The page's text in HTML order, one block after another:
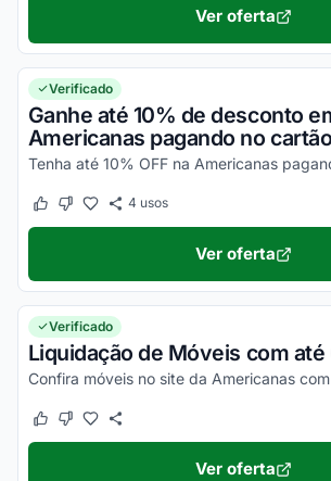
Ver oferta
Verificado
Ganhe até 10% de desconto
Americanas pagando no cartão
Este cupom funcionou
Este cupom não funcionou
4 usos
Ver oferta
Verificado
Liquidação de Móveis com até
Este cupom funcionou
Este cupom não funcionou
Ver oferta